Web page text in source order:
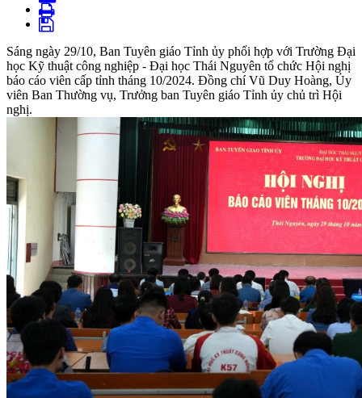
Sáng ngày 29/10, Ban Tuyên giáo Tỉnh ủy phối hợp với Trường Đại
học Kỹ thuật công nghiệp - Đại học Thái Nguyên tổ chức Hội nghị
báo cáo viên cấp tỉnh tháng 10/2024. Đồng chí Vũ Duy Hoàng, Ủy
viên Ban Thường vụ, Trưởng ban Tuyên giáo Tỉnh ủy chủ trì Hội
nghị.